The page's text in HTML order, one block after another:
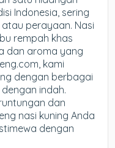
Indonesia, sering
perayaan. Nasi
rempah khas
dan aroma yang
kami
dengan berbagai
indah.
dan
nasi kuning Anda
dengan